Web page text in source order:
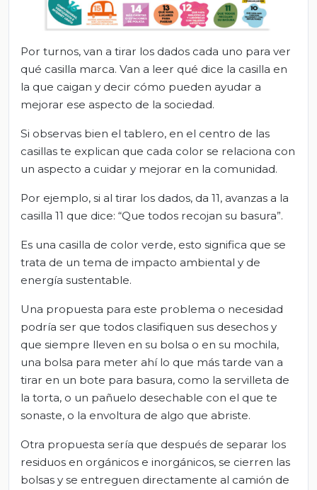
Por turnos, van a tirar los dados cada uno para ver
qué casilla marca. Van a leer qué dice la casilla en
la que caigan y decir cómo pueden ayudar a
mejorar ese aspecto de la sociedad.
Si observas bien el tablero, en el centro de las
casillas te explican que cada color se relaciona con
un aspecto a cuidar y mejorar en la comunidad.
Por ejemplo, si al tirar los dados, da 11, avanzas a la
casilla 11 que dice: “Que todos recojan su basura”.
Es una casilla de color verde, esto significa que se
trata de un tema de impacto ambiental y de
energía sustentable.
Una propuesta para este problema o necesidad
podría ser que todos clasifiquen sus desechos y
que siempre lleven en su bolsa o en su mochila,
una bolsa para meter ahí lo que más tarde van a
tirar en un bote para basura, como la servilleta de
la torta, o un pañuelo desechable con el que te
sonaste, o la envoltura de algo que abriste.
Otra propuesta sería que después de separar los
residuos en orgánicos e inorgánicos, se cierren las
bolsas y se entreguen directamente al camión de